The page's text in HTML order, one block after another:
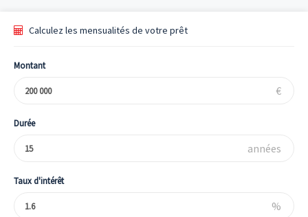
Calculez les mensualités de votre prêt
Montant
€
Durée
années
Taux d'intérêt
%